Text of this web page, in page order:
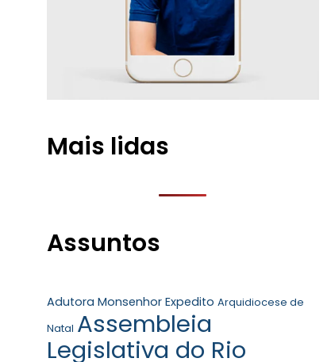
Mais lidas
Assuntos
Adutora Monsenhor Expedito Arquidiocese de
Natal Assembleia
Legislativa do Rio